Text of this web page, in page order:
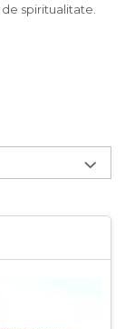
spiritualitate.